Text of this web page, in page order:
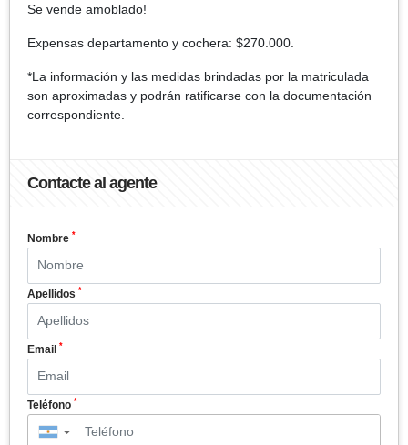
Se vende amoblado!
Expensas departamento y cochera: $270.000.
*La información y las medidas brindadas por la matriculada
son aproximadas y podrán ratificarse con la documentación
correspondiente.
Contacte al agente
Nombre *
Apellidos *
Email *
Teléfono *
▼